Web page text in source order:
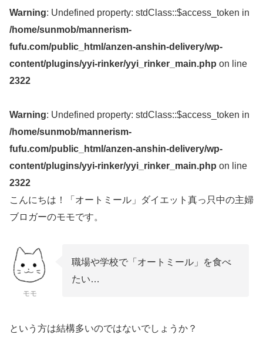
Warning: Undefined property: stdClass::$access_token in
/home/sunmob/mannerism-
fufu.com/public_html/anzen-anshin-delivery/wp-
content/plugins/yyi-rinker/yyi_rinker_main.php on line
2322
Warning: Undefined property: stdClass::$access_token in
/home/sunmob/mannerism-
fufu.com/public_html/anzen-anshin-delivery/wp-
content/plugins/yyi-rinker/yyi_rinker_main.php on line
2322
こんにちは！「オートミール」ダイエット真っ只中の主婦
ブロガーのモモです。
モモ
職場や学校で「オートミール」を食べ
たい…
という方は結構多いのではないでしょうか？